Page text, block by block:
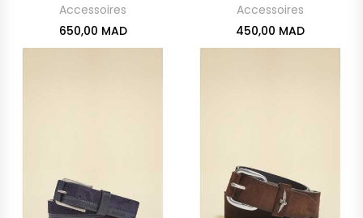
Accessoires
650,00 MAD
Accessoires
450,00 MAD